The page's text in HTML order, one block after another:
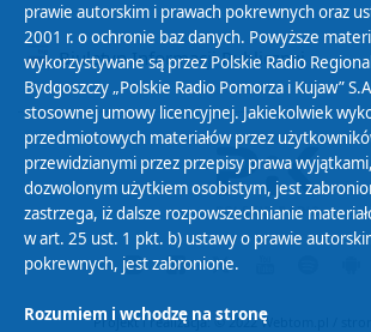
Biuletyn Informacji Publicznej
Projekt i realizacja: © 2022Webtom.pl
prawie autorskim i prawach pokrewnych oraz
2001 r. o ochronie baz danych. Powyższe
wykorzystywane są przez Polskie Radio
Bydgoszczy „Polskie Radio Pomorza i Kujaw”
stosownej umowy licencyjnej. Jakiekolwiek
przedmiotowych materiałów przez
przewidzianymi przez przepisy prawa
dozwolonym użytkiem osobistym, jest
zastrzega, iż dalsze rozpowszechnianie
w art. 25 ust. 1 pkt. b) ustawy o prawie
pokrewnych, jest zabronione.
Rozumiem i wchodzę na stronę